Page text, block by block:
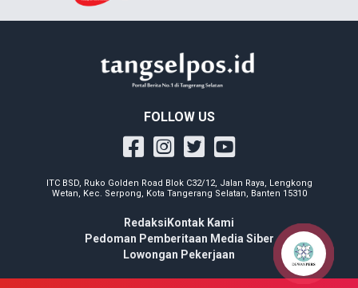
FOLLOW US
ITC BSD, Ruko Golden Road Blok C32/12, Jalan Raya, Lengkong
Wetan, Kec. Serpong, Kota Tangerang Selatan, Banten 15310
Redaksi Kontak Kami
Pedoman Pemberitaan Media Siber
Lowongan Pekerjaan